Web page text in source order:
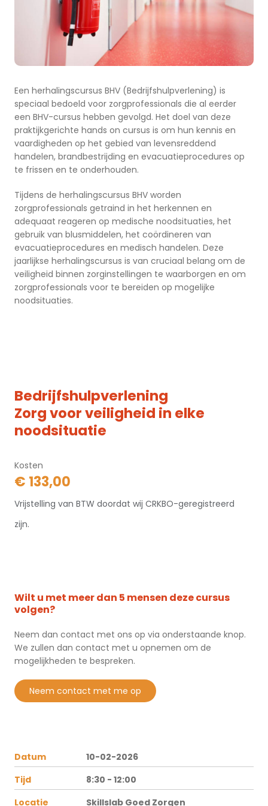
Een herhalingscursus BHV (Bedrijfshulpverlening) is
speciaal bedoeld voor zorgprofessionals die al eerder
een BHV-cursus hebben gevolgd. Het doel van deze
praktijkgerichte hands on cursus is om hun kennis en
vaardigheden op het gebied van levensreddend
handelen, brandbestrijding en evacuatieprocedures op
te frissen en te onderhouden.
Tijdens de herhalingscursus BHV worden
zorgprofessionals getraind in het herkennen en
adequaat reageren op medische noodsituaties, het
gebruik van blusmiddelen, het coördineren van
evacuatieprocedures en medisch handelen. Deze
jaarlijkse herhalingscursus is van cruciaal belang om de
veiligheid binnen zorginstellingen te waarborgen en om
zorgprofessionals voor te bereiden op mogelijke
noodsituaties.
Bedrijfshulpverlening
Zorg voor veiligheid in elke
noodsituatie
Kosten
€ 133,00
Vrijstelling van BTW doordat wij CRKBO-geregistreerd
zijn.
Wilt u met meer dan 5 mensen deze cursus
volgen?
Neem dan contact met ons op via onderstaande knop.
We zullen dan contact met u opnemen om de
mogelijkheden te bespreken.
neem contact met me op
Datum
10-02-2026
Tijd
8:30 - 12:00
Locatie
Skillslab Goed Zorgen